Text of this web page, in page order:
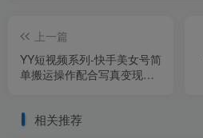
上一篇
YY短视频系列-快手美女号简
单搬运操作配合写真变现日
相关推荐